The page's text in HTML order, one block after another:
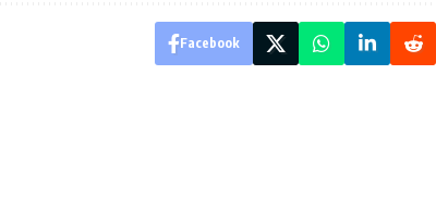
Facebook